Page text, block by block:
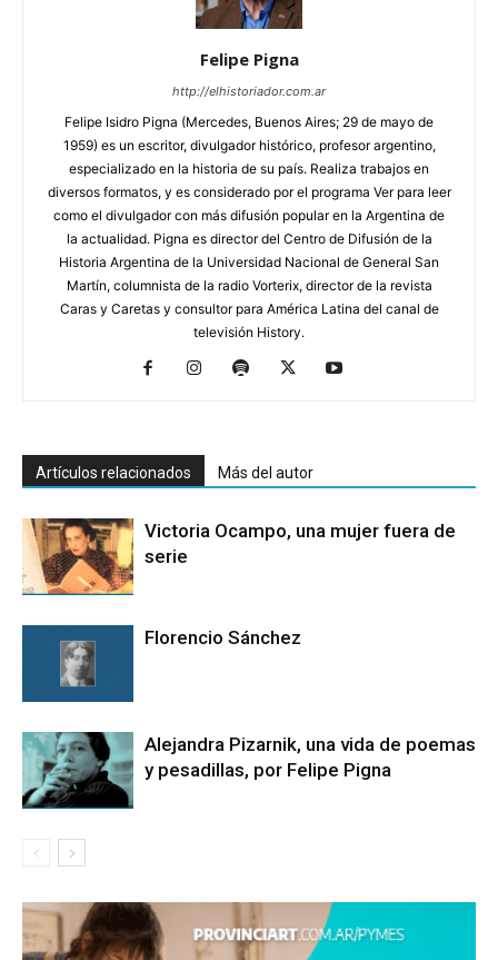
Felipe Pigna
http://elhistoriador.com.ar
Felipe Isidro Pigna (Mercedes, Buenos Aires; 29 de mayo de
1959) es un escritor, divulgador histórico, profesor argentino,
especializado en la historia de su país. Realiza trabajos en
diversos formatos, y es considerado por el programa Ver para leer
como el divulgador con más difusión popular en la Argentina de
la actualidad. Pigna es director del Centro de Difusión de la
Historia Argentina de la Universidad Nacional de General San
Martín, columnista de la radio Vorterix, director de la revista
Caras y Caretas y consultor para América Latina del canal de
televisión History.
Artículos relacionados Más del autor
Victoria Ocampo, una mujer fuera de
serie
Florencio Sánchez
Alejandra Pizarnik, una vida de poemas
y pesadillas, por Felipe Pigna